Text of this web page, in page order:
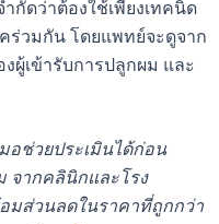
กัดว่าต้องใช้เพียงเทคนิด
ร่วมกัน โดยแพทย์จะดูจาก
ผู้เข้ารับการปลูกผม และ
ช่วยประเมินได้ก่อน
จากคลินิกและโรง
มส่วนลดในราคาที่ถูกกว่า